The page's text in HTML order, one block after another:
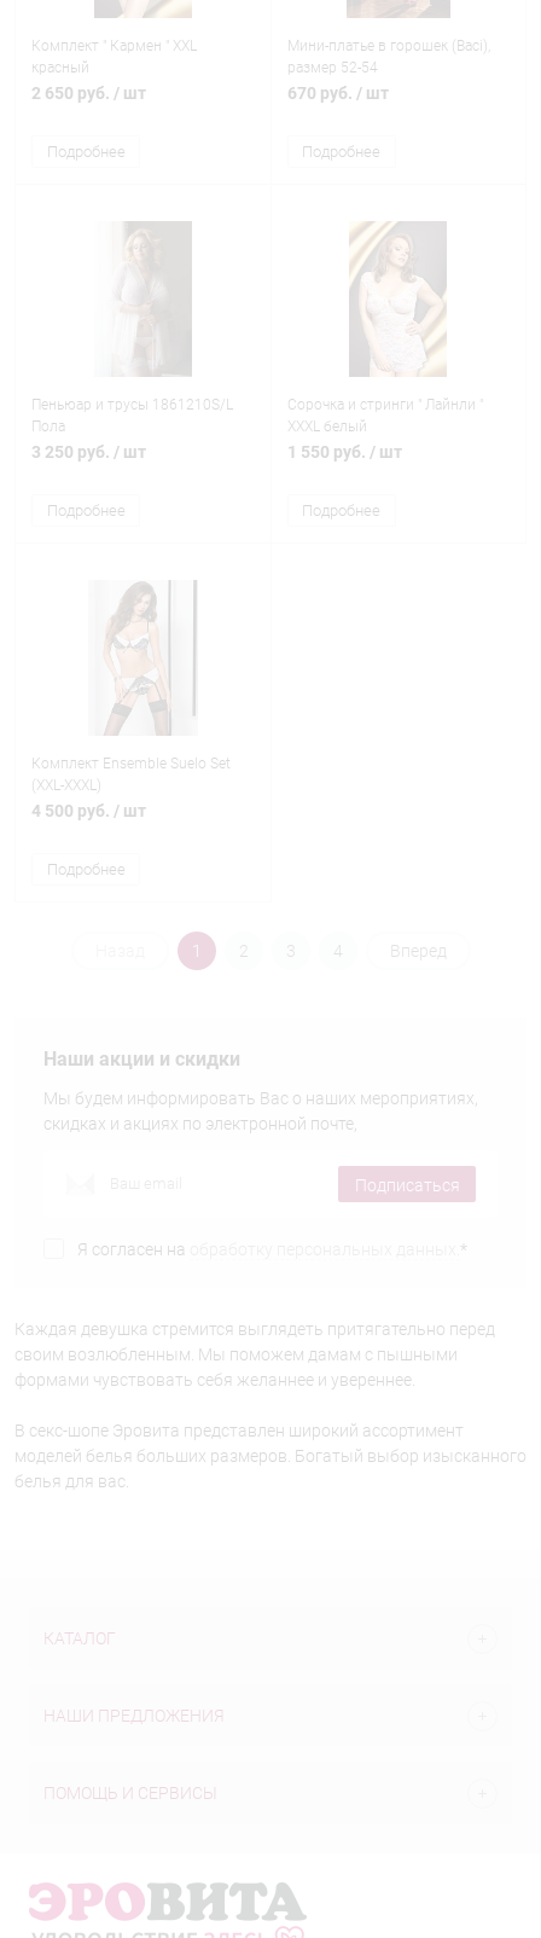
Комплект " Кармен " XXL
красный
2 650 руб. / шт
Подробнее
Мини-платье в горошек (Baci),
размер 52-54
670 руб. / шт
Подробнее
Пеньюар и трусы 1861210S/L
Пола
3 250 руб. / шт
Подробнее
Сорочка и стринги " Лайнли "
XXXL белый
1 550 руб. / шт
Подробнее
Комплект Ensemble Suelo Set
(XXL-XXXL)
4 500 руб. / шт
Подробнее
1 2 3 4 Вперед
Наши акции и скидки
Мы будем информировать Вас о наших мероприятиях,
скидках и акциях по электронной почте,
Подписаться
Я согласен на *
Каждая девушка стремится выглядеть притягательно перед
своим возлюбленным. Мы поможем дамам с пышными
формами чувствовать себя желаннее и увереннее.
В секс-шопе Эровита представлен широкий ассортимент
моделей белья больших размеров. Богатый выбор изысканного
белья для вас.
КАТАЛОГ
НАШИ ПРЕДЛОЖЕНИЯ
ПОМОЩЬ И СЕРВИСЫ